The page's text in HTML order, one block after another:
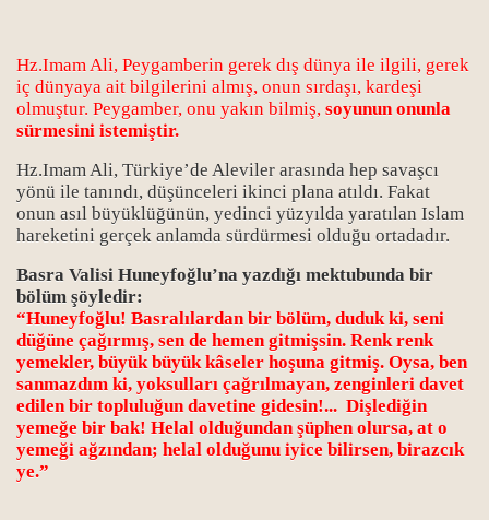
Hz.Imam Ali, Peygamberin gerek dış dünya ile ilgili, gerek
iç dünyaya ait bilgilerini almış, onun sırdaşı, kardeşi
olmuştur. Peygamber, onu yakın bilmiş, soyunun onunla
sürmesini istemiştir.
Hz.Imam Ali, Türkiye’de Aleviler arasında hep savaşcı
yönü ile tanındı, düşünceleri ikinci plana atıldı. Fakat
onun asıl büyüklüğünün, yedinci yüzyılda yaratılan Islam
hareketini gerçek anlamda sürdürmesi olduğu ortadadır.
Basra Valisi Huneyfoğlu’na yazdığı mektubunda bir
bölüm şöyledir:
“Huneyfoğlu! Basralılardan bir bölüm, duduk ki, seni
düğüne çağırmış, sen de hemen gitmişsin. Renk renk
yemekler, büyük büyük kâseler hoşuna gitmiş. Oysa, ben
sanmazdım ki, yoksulları çağrılmayan, zenginleri davet
edilen bir topluluğun davetine gidesin!... Dişlediğin
yemeğe bir bak! Helal olduğundan şüphen olursa, at o
yemeği ağzından; helal olduğunu iyice bilirsen, birazcık
ye.”